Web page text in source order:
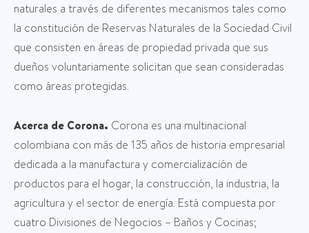
naturales a través de diferentes mecanismos tales como
la constitución de Reservas Naturales de la Sociedad Civil
que consisten en áreas de propiedad privada que sus
dueños voluntariamente solicitan que sean consideradas
como áreas protegidas.
Acerca de Corona. Corona es una multinacional
colombiana con más de 135 años de historia empresarial
dedicada a la manufactura y comercialización de
productos para el hogar, la construcción, la industria, la
agricultura y el sector de energía. Está compuesta por
cuatro Divisiones de Negocios – Baños y Cocinas;